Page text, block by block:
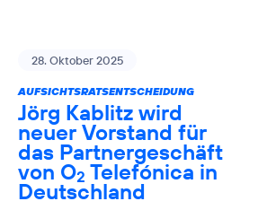
28. Oktober 2025
AUFSICHTSRATSENTSCHEIDUNG
Jörg Kablitz wird
neuer Vorstand für
das Partnergeschäft
von O2 Telefónica in
Deutschland